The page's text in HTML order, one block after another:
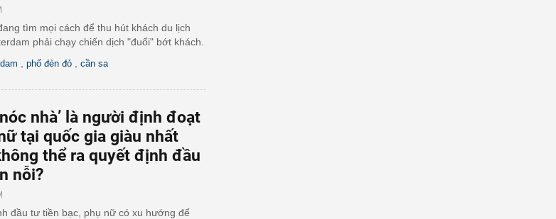
tìm mọi cách để thu hút khách du lịch
phải chạy chiến dịch "đuổi" bớt khách.
phố đèn đỏ cần sa
nhà’ là người định đoạt
tại quốc gia giàu nhất
thể ra quyết định đầu
nỗi?
đầu tư tiền bạc, phụ nữ có xu hướng để